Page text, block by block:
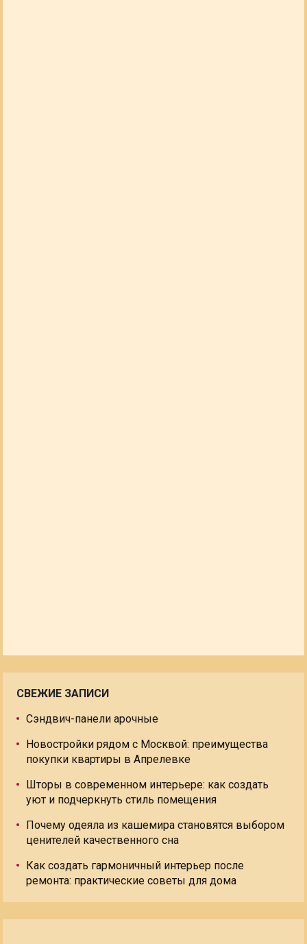
СВЕЖИЕ ЗАПИСИ
Сэндвич-панели арочные
Новостройки рядом с Москвой: преимущества
покупки квартиры в Апрелевке
Шторы в современном интерьере: как создать
уют и подчеркнуть стиль помещения
Почему одеяла из кашемира становятся выбором
ценителей качественного сна
Как создать гармоничный интерьер после
ремонта: практические советы для дома